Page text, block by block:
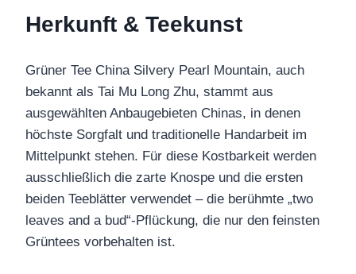
Herkunft & Teekunst
Grüner Tee China Silvery Pearl Mountain, auch
bekannt als Tai Mu Long Zhu, stammt aus
ausgewählten Anbaugebieten Chinas, in denen
höchste Sorgfalt und traditionelle Handarbeit im
Mittelpunkt stehen. Für diese Kostbarkeit werden
ausschließlich die zarte Knospe und die ersten
beiden Teeblätter verwendet – die berühmte „two
leaves and a bud“-Pflückung, die nur den feinsten
Grüntees vorbehalten ist.